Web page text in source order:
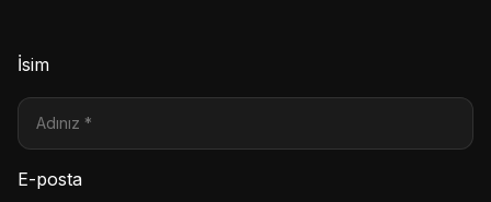
İsim
E-posta